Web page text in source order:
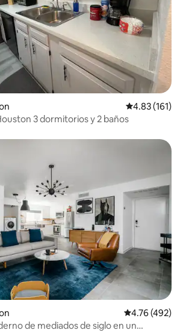
Calificación
4.83 (161)
Explora Asia en Houston 3 dormitorios y 2 baños
Calificación
4.76 (492)
de mediados de siglo en un